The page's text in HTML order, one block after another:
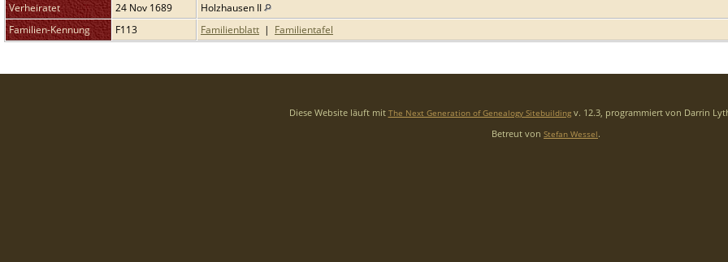
Verheiratet
24 Nov 1689
Holzhausen II
Familien-Kennung
F113 Familienblatt | Familientafel
Diese Website läuft mit The Next Generation of Genealogy Sitebuildingv. 12.3, programmiert von Darrin
Betreut von Stefan Wessel.